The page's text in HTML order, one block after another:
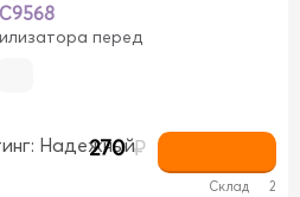
C9568
перед
270 ₽
Склад 2